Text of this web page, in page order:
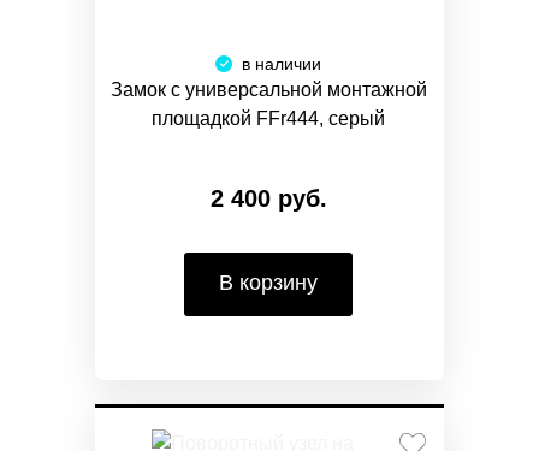
в наличии
Замок с универсальной монтажной
площадкой FFr444, серый
2 400 руб.
В корзину